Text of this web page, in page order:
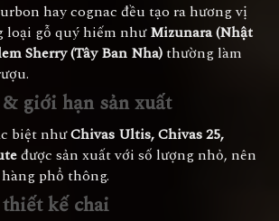
hay cognac đều tạo ra hương vị
loại gỗ quý hiếm nhưMizunara (Nhật
Sherry (Tây Ban Nha)thường làm
giới hạn sản xuất
biệt nhưChivas Ultis, Chivas 25,
được sản xuất với số lượng nhỏ, nên
phổ thông.
kế chai